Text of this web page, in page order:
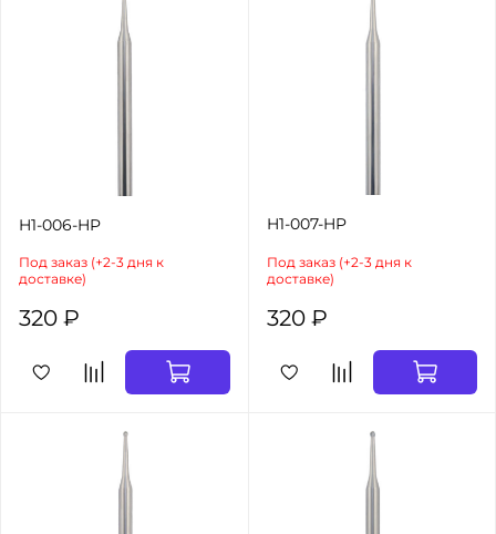
H1-006-HP
Под заказ (+2-3 дня к
доставке)
320 ₽
H1-007-HP
Под заказ (+2-3 дня к
доставке)
320 ₽